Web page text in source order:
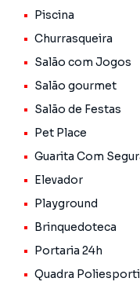
Piscina
Churrasqueira
Salão com Jogos
Salão gourmet
Salão de Festas
Pet Place
Guarita Com
Elevador
Playground
Brinquedoteca
Portaria 24h
Quadra